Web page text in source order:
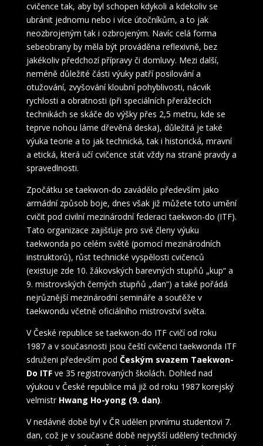
cvičence tak, aby byl schopen kdykoli a kdekoliv se
ubránit jednomu nebo i více útočníkům, a to jak
neozbrojeným tak i ozbrojeným. Navíc celá forma
sebeobrany by měla být prováděna reflexivně, bez
jakékoliv předchozí přípravy či domluvy. Mezi další,
neméně důležité části výuky patří posilování a
otužování, zvyšování kloubní pohyblivosti, nácvik
rychlosti a obratnosti (při speciálních přerážecích
technikách se skáče do výšky přes 2,5 metru, kde se
teprve nohou láme dřevěná deska), důležitá je také
výuka teorie a to jak technická, tak i historická, mravní
a etická, která učí cvičence stát vždy na straně pravdy a
spravedlnosti.
Zpočátku se taekwon-do zavádělo především jako
armádní způsob boje, dnes však již můžete toto umění
cvičit pod civilní mezinárodní federaci taekwon-do (ITF).
Tato organizace zajišťuje pro své členy výuku
taekwonda po celém světě (pomocí mezinárodních
instruktorů), růst technické vyspělosti cvičenců
(existuje zde 10. žákovských barevných stupňů „kup“ a
9. mistrovských černých stupňů „dan“) a také pořádá
nejrůznější mezinárodní semináře a soutěže v
taekwondu včetně oficiálního mistrovství světa.
V České republice se taekwon-do ITF cvičí od roku
1987 a v současnosti jsou čeští cvičenci taekwonda ITF
sdruženi především pod Českým svazem Taekwon-
Do ITFve 35 registrovaných školách. Dohled nad
výukou v České republice má již od roku 1987 korejský
velmistr Hwang Ho-yong (9. dan).
V nedávné době byl v ČR udělen prvnímu studentovi 7.
dan, což je v současné době nejvyšší udělený technický